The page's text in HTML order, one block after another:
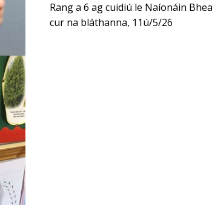
Rang a 6 ag cuidiú le Naíonáin
cur na bláthanna, 11ú/5/26